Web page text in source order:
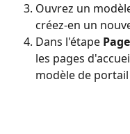
Ouvrez un
créez-en un
Dans l'étape
les pages
modèle de portail